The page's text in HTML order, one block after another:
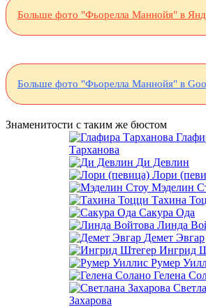
Больше фото "Фьорелла Маннойя" в
Больше фото "Фьорелла Маннойя" в
Знаменитости с таким же бюстом
Тарханова
Ди Девлин
Лори
Мэделин
Тахина
Сакура Ода
Линда
Демет Эвгар
Ингрид
Румер
Гелена
Захарова